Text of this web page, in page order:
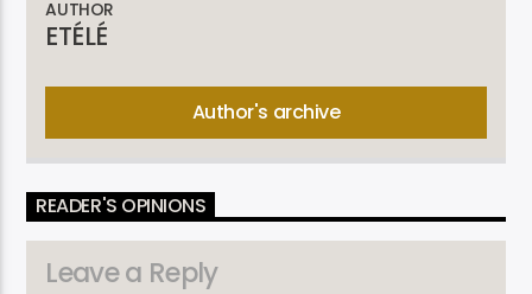
AUTHOR
ETÉLÉ
Author's archive
READER'S OPINIONS
Leave a Reply